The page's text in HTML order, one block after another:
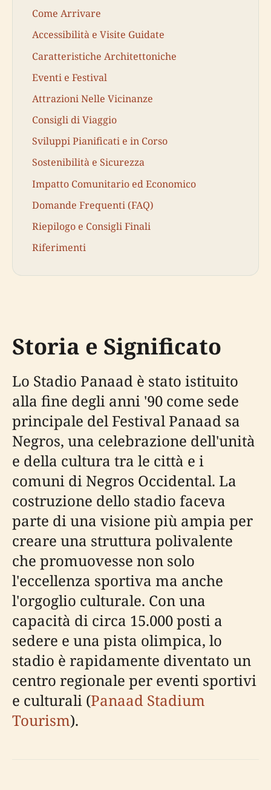
Come Arrivare
Accessibilità e Visite Guidate
Caratteristiche Architettoniche
Eventi e Festival
Attrazioni Nelle Vicinanze
Consigli di Viaggio
Sviluppi Pianificati e in Corso
Sostenibilità e Sicurezza
Impatto Comunitario ed Economico
Domande Frequenti (FAQ)
Riepilogo e Consigli Finali
Riferimenti
Storia e Significato
Lo Stadio Panaad è stato istituito
alla fine degli anni '90 come sede
principale del Festival Panaad sa
Negros, una celebrazione dell'unità
e della cultura tra le città e i
comuni di Negros Occidental. La
costruzione dello stadio faceva
parte di una visione più ampia per
creare una struttura polivalente
che promuovesse non solo
l'eccellenza sportiva ma anche
l'orgoglio culturale. Con una
capacità di circa 15.000 posti a
sedere e una pista olimpica, lo
stadio è rapidamente diventato un
centro regionale per eventi sportivi
e culturali (Panaad Stadium
Tourism).